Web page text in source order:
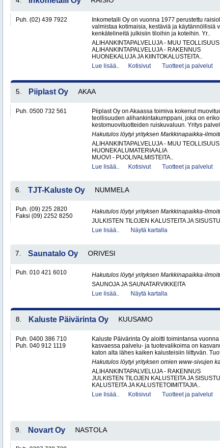
Puh. (02) 439 7922
Inkometalli Oy on vuonna 1977 perustettu
valmistaa kotimaisia, kestäviä ja käytännöllisiä
kenkätelineitä julkisiin tiloihin ja koteihin. Yr..
ALIHANKINTAPALVELUJA - MUU TEOLLISUUS
ALIHANKINTAPALVELUJA - RAKENNUS
HUONEKALUJA JA KIINTOKALUSTEITA..
Lue lisää..
Kotisivut Tuotteet ja palvelut
5. Piiplast Oy AKAA
Puh. 0500 732 561
Piiplast Oy on Akaassa toimiva kokenut
teollisuuden alihankintakumppani, joka on
kestomuovituotteiden ruiskuvaluun. Yritys
Hakutulos löytyi yrityksen Markkinapaikka-
ALIHANKINTAPALVELUJA - MUU TEOLLISUUS
HUONEKALUMATERIAALIA
MUOVI - PUOLIVALMISTEITA..
Lue lisää..
Kotisivut Tuotteet ja palvelut
6. TJT-Kaluste Oy NUMMELA
Puh. (09) 225 2820
Faksi (09) 2252 8250
Hakutulos löytyi yrityksen Markkinapaikka-
JULKISTEN TILOJEN KALUSTEITA JA
Lue lisää..
Näytä kartalla
7. Saunatalo Oy ORIVESI
Puh. 010 421 6010
Hakutulos löytyi yrityksen Markkinapaikka-
SAUNOJA JA SAUNATARVIKKEITA
Lue lisää..
Näytä kartalla
8. Kaluste Päivärinta Oy KUUSAMO
Puh. 0400 386 710
Puh. 040 912 1119
Kaluste Päivärinta Oy aloitti toimintansa
kasvaessa palvelu- ja tuotevalikoima on
katon alta lähes kaiken kalusteisiin liittyvän.
Hakutulos löytyi yrityksen omien www-sivujen
ALIHANKINTAPALVELUJA - RAKENNUS
JULKISTEN TILOJEN KALUSTEITA JA
KALUSTEITA JA KALUSTETOIMITTAJIA..
Lue lisää..
Kotisivut Tuotteet ja palvelut
9. Novart Oy NASTOLA